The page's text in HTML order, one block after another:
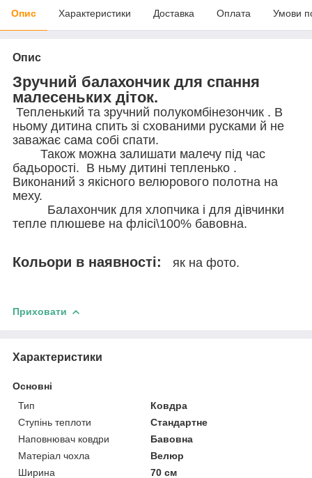
Опис Характеристики Доставка Оплата Умови
Опис
Зручний балахончик для спання
малесеньких діток.
Тепленький та зручний полукомбінезончик . В
ньому дитина спить зі схованими русками й не
заважає сама собі спати.
Також можна залишати малечу під час
бадьорості. В ньму дитині тепленько .
Виконаний з якісного велюрового полотна на
меху.
Балахончик для хлопчика і для дівчинки
тепле плюшеве на флісі\100% бавовна.
Кольори в наявності: як на фото.
Приховати
Характеристики
Основні
Тип
Ковдра
Ступінь теплоти
Стандартне
Наповнювач ковдри
Бавовна
Матеріал чохла
Велюр
Ширина
70 см